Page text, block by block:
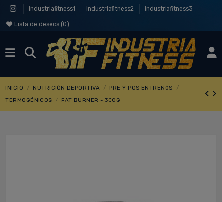
industriafitness1 industriafitness2 industriafitness3
Lista de deseos (0)
INICIO NUTRICIÓN DEPORTIVA
PRE Y POS ENTRENOS
TERMOGÉNICOS
FAT BURNER - 300G